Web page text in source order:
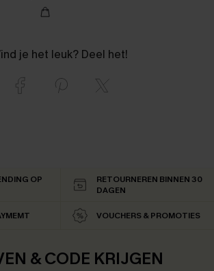
je het leuk? Deel het!
OP
RETOURNEREN BINNEN 30
DAGEN
VOUCHERS & PROMOTIES
& CODE KRIJGEN